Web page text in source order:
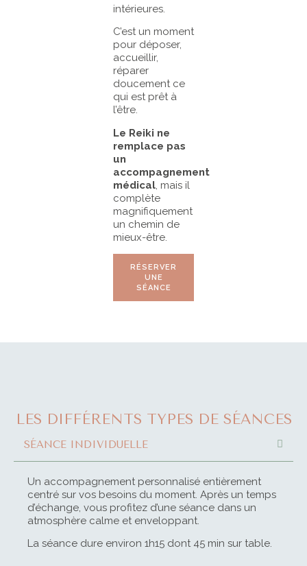
intérieures.
C’est un moment
pour déposer,
accueillir,
réparer
doucement ce
qui est prêt à
l’être.
Le Reiki ne
remplace pas
un
accompagnement
médical, mais il
complète
magnifiquement
un chemin de
mieux-être.
RÉSERVER
UNE
SÉANCE
LES DIFFÉRENTS TYPES DE SÉANCES
SÉANCE INDIVIDUELLE
Un accompagnement personnalisé entièrement
centré sur vos besoins du moment. Après un temps
d’échange, vous profitez d’une séance dans un
atmosphère calme et enveloppant.
La séance dure environ 1h15 dont 45 min sur table.